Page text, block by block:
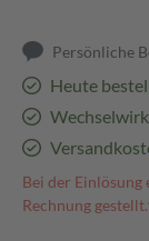
Persönliche
Heute
Bei der Einlösung
Rechnung